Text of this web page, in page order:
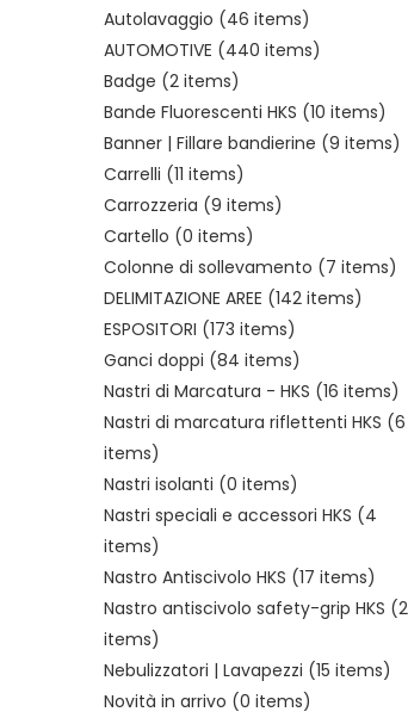
Autolavaggio (46 items)
AUTOMOTIVE (440 items)
Badge (2 items)
Bande Fluorescenti HKS (10 items)
Banner | Fillare bandierine (9 items)
Carrelli (11 items)
Carrozzeria (9 items)
Cartello (0 items)
Colonne di sollevamento (7 items)
DELIMITAZIONE AREE (142 items)
ESPOSITORI (173 items)
Ganci doppi (84 items)
Nastri di Marcatura - HKS (16 items)
Nastri di marcatura riflettenti HKS (6
items)
Nastri isolanti (0 items)
Nastri speciali e accessori HKS (4
items)
Nastro Antiscivolo HKS (17 items)
Nastro antiscivolo safety-grip HKS
items)
Nebulizzatori | Lavapezzi (15 items)
Novità in arrivo (0 items)